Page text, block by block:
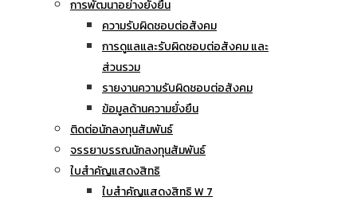
การพัฒนาอย่างยั่งยืน
ความรับผิดชอบต่อสังคม
การดูแลและรับผิดชอบต่อสังคม และ
ส่วนรวม
รายงานความรับผิดชอบต่อสังคม
ข้อมูลด้านความยั่งยืน
ติดต่อนักลงทุนสัมพันธ์
จรรยาบรรณนักลงทุนสัมพันธ์
ใบสำคัญแสดงสิทธิ
ใบสำคัญแสดงสิทธิ W 7